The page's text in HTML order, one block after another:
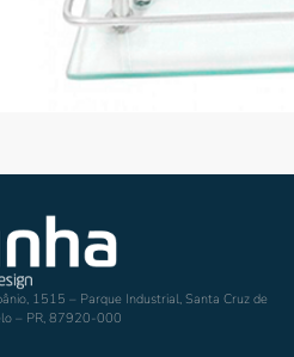
1515 – Parque Industrial, Santa Cruz de
– PR, 87920-000